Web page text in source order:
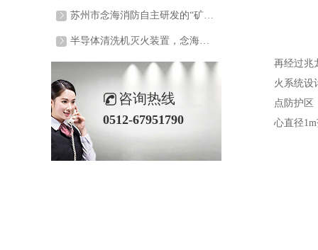
再经过兆
火系统设
点防护区
心直径
苏州市念海消防自主研发的“矿用车载水基型机械灭火装置”获得专业机构检测报告
半导体清洗机灭火装置，念海消防助力半导体行业安全生产
咨询热线
0512-67951790